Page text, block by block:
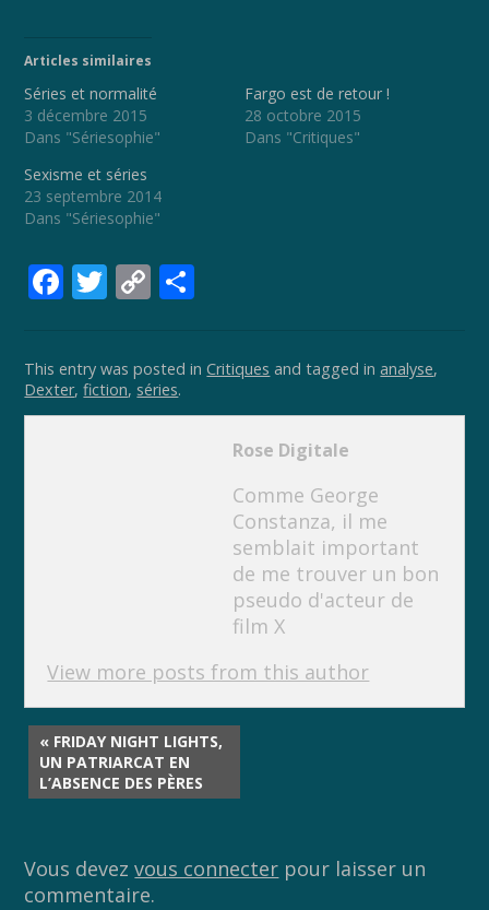
Articles similaires
Séries et normalité
3 décembre 2015
Dans "Sériesophie"
Fargo est de retour !
28 octobre 2015
Dans "Critiques"
Sexisme et séries
23 septembre 2014
Dans "Sériesophie"
F
e
b
o
T
er
C
p
y
Li
ta
g
er
This entry was posted inCritiques and tagged inanalyse,
Dexter,fiction, séries.
Rose Digitale
Comme George
Constanza, il me
semblait important
de me trouver un bon
pseudo d'acteur de
film X
View more posts from this author
« FRIDAY NIGHT LIGHTS,
UN PATRIARCAT EN
L’ABSENCE DES PÈRES
Vous devezvous connecter pour laisser un
commentaire.